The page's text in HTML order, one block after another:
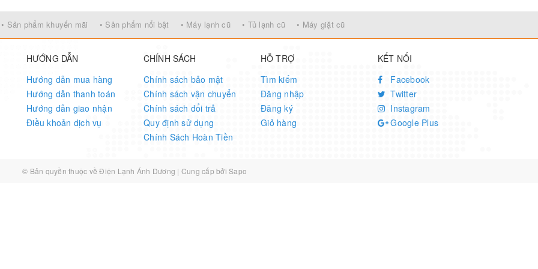
• Sản phẩm khuyến mãi • Sản phẩm nổi bật • Máy lạnh cũ • Tủ lạnh cũ • Máy giặt cũ
HƯỚNG DẪN
Hướng dẫn mua hàng
Hướng dẫn thanh toán
Hướng dẫn giao nhận
Điều khoản dịch vụ
CHÍNH SÁCH
Chính sách bảo mật
Chính sách vận chuyển
Chính sách đổi trả
Quy định sử dụng
Chính Sách Hoàn Tiền
HỖ TRỢ
Tìm kiếm
Đăng nhập
Đăng ký
Giỏ hàng
KẾT NỐI
Facebook
Twitter
Instagram
Google Plus
© Bản quyền thuộc vềĐiện Lạnh Ánh Dương | Cung cấp bởi Sapo